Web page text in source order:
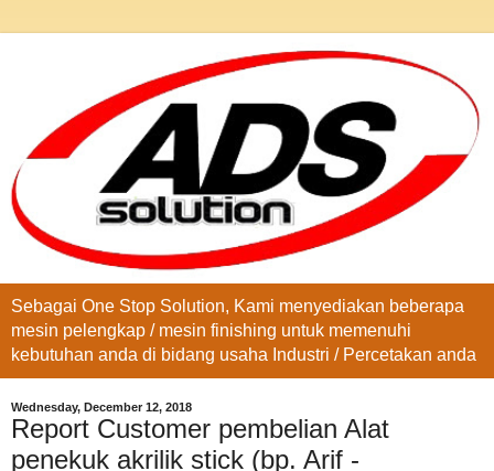
Sebagai One Stop Solution, Kami menyediakan beberapa
mesin pelengkap / mesin finishing untuk memenuhi
kebutuhan anda di bidang usaha Industri / Percetakan anda
Wednesday, December 12, 2018
Report Customer pembelian Alat
penekuk akrilik stick (bp. Arif -